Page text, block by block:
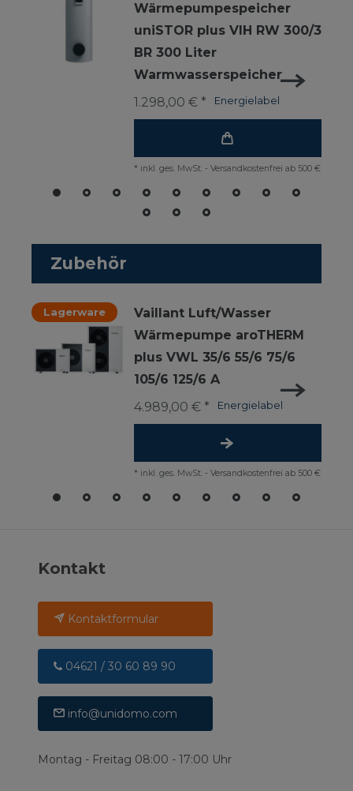
Wärmepumpespeicher
uniSTOR plus VIH RW 300/3
BR 300 Liter
Warmwasserspeicher
Energielabel
1.298,00 € *
* inkl. ges. MwSt. - Versandkostenfrei ab 500 €
Zubehör
Lagerware
Vaillant Luft/Wasser
Wärmepumpe aroTHERM
plus VWL 35/6 55/6 75/6
105/6 125/6 A
Energielabel
4.989,00 € *
* inkl. ges. MwSt. - Versandkostenfrei ab 500 €
Kontakt
Kontaktformular
04621 / 30 60 89 90
info@unidomo.com
Montag - Freitag 08:00 - 17:00 Uhr